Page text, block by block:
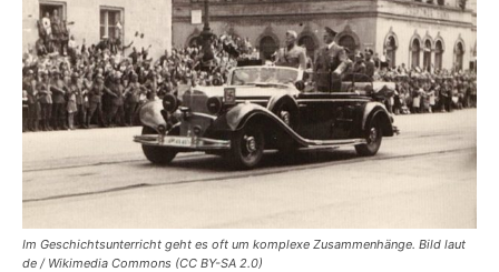
Im Geschichtsunterricht geht es oft um komplexe Zusammenhänge. Bild laut
de / Wikimedia Commons (CC BY-SA 2.0)